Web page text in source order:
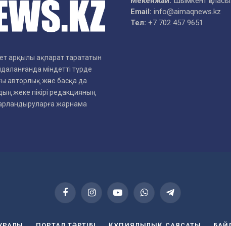
арқылы ақпарат тарататын
міндетті түрде
авторлық және басқа да
жеке пікірі редакцияның
жарнама
Email: info@aimaqnews.kz
Тел: +7 702 457 9651
FacebookInstagramYouTubeWhatsAppTelegram